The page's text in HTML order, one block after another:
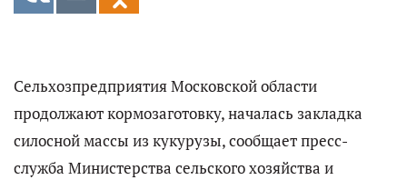
Сельхозпредприятия Московской области
продолжают кормозаготовку, началась закладка
силосной массы из кукурузы, сообщает пресс-
служба Министерства сельского хозяйства и